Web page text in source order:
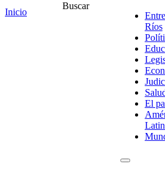
Inicio
Buscar
Entre
Ríos
El
¡Ponete en
Escribe aquí abajo lo que desees buscar